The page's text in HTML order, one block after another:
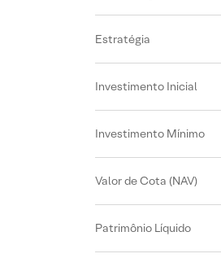
Estratégia
Investimento Inicial
Investimento Mínimo
Valor de Cota (NAV)
Patrimônio Líquido